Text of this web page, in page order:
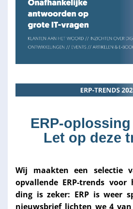
ERP-
Let op deze
Wij maakten een selectie
opvallende ERP-trends
ding is zeker: ERP is weer
nieuwsbrief lichten we 4